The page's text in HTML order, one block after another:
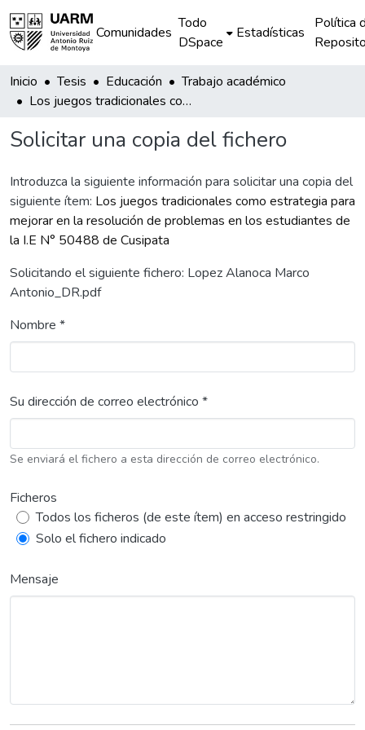
Comunidades
Todo
DSpace
Estadísticas
Política
Inicio Tesis Educación
Trabajo académico
Los juegos tradicionales como estrategia para mejorar en la resolución de problemas en los estudiantes de la I.E N° 50488 de Cusipata
Solicitar una copia del fichero
Introduzca la siguiente información para solicitar una copia del
siguiente ítem: Los juegos tradicionales como estrategia para
mejorar en la resolución de problemas en los estudiantes de
la I.E N° 50488 de Cusipata
Solicitando el siguiente fichero: Lopez Alanoca Marco
Antonio_DR.pdf
Nombre *
Su dirección de correo electrónico *
Se enviará el fichero a esta dirección de correo electrónico.
Ficheros
Todos los ficheros (de este ítem) en acceso restringido
Solo el fichero indicado
Mensaje